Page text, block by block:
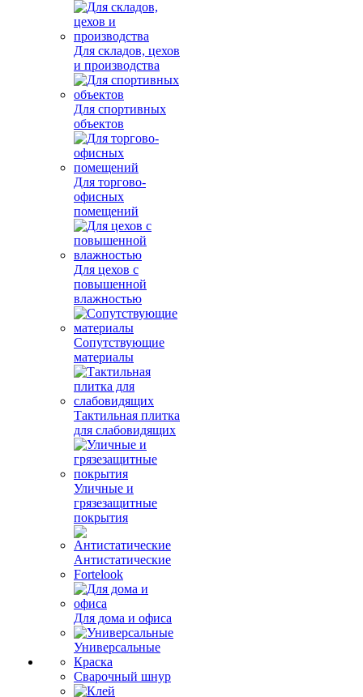
Для складов, цехов
и производства
Для спортивных
объектов
Для торгово-
офисных
помещений
Для цехов с
повышенной
влажностью
Сопутствующие
материалы
Тактильная плитка
для слабовидящих
Уличные и
грязезащитные
покрытия
Антистатические
Fortelook
Для дома и офиса
Универсальные
Краска
Сварочный шнур